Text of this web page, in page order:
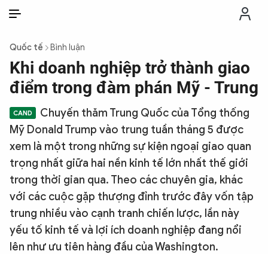
THỜI SỰ
CHỐNG DIỄN BIẾN HÒA BÌNH
CÔNG AN TRONG LÒNG DÂN
XÃ HỘI
PHÁP LUẬT
CÔNG NGHỆ
Quốc tế Bình luận
Khi doanh nghiệp trở thành giao
điểm trong đàm phán Mỹ - Trung
Chuyến thăm Trung Quốc của Tổng thống
Mỹ Donald Trump vào trung tuần tháng 5 được
xem là một trong những sự kiện ngoại giao quan
trọng nhất giữa hai nền kinh tế lớn nhất thế giới
trong thời gian qua. Theo các chuyên gia, khác
với các cuộc gặp thượng đỉnh trước đây vốn tập
trung nhiều vào cạnh tranh chiến lược, lần này
yếu tố kinh tế và lợi ích doanh nghiệp đang nổi
lên như ưu tiên hàng đầu của Washington.